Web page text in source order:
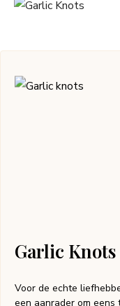
Garlic Knots
Voor de echte
een aanrader om